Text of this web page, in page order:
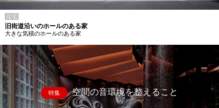
住宅
旧街道沿いのホールのある家
大きな気積のホールのある家
特集 空間の音環境を整えること